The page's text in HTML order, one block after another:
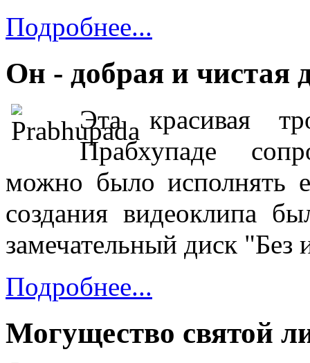
Подробнее...
Он - добрая и
Эта красивая
Прабхупаде
можно было исполнять
создания видеоклипа
замечательный диск
Подробнее...
Могущество святой